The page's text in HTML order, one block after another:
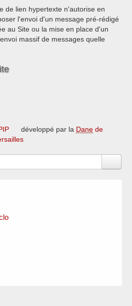
de lien hypertexte n'autorise en
l'envoi d'un message pré-rédigé
au Site ou la mise en place d'un
massif de messages quelle
développé par la Dane de